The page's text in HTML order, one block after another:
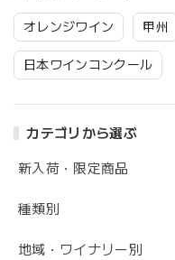
オレンジワイン 甲州
日本ワインコンクール
カテゴリから選ぶ
新入荷・限定商品
種類別
地域・ワイナリー別